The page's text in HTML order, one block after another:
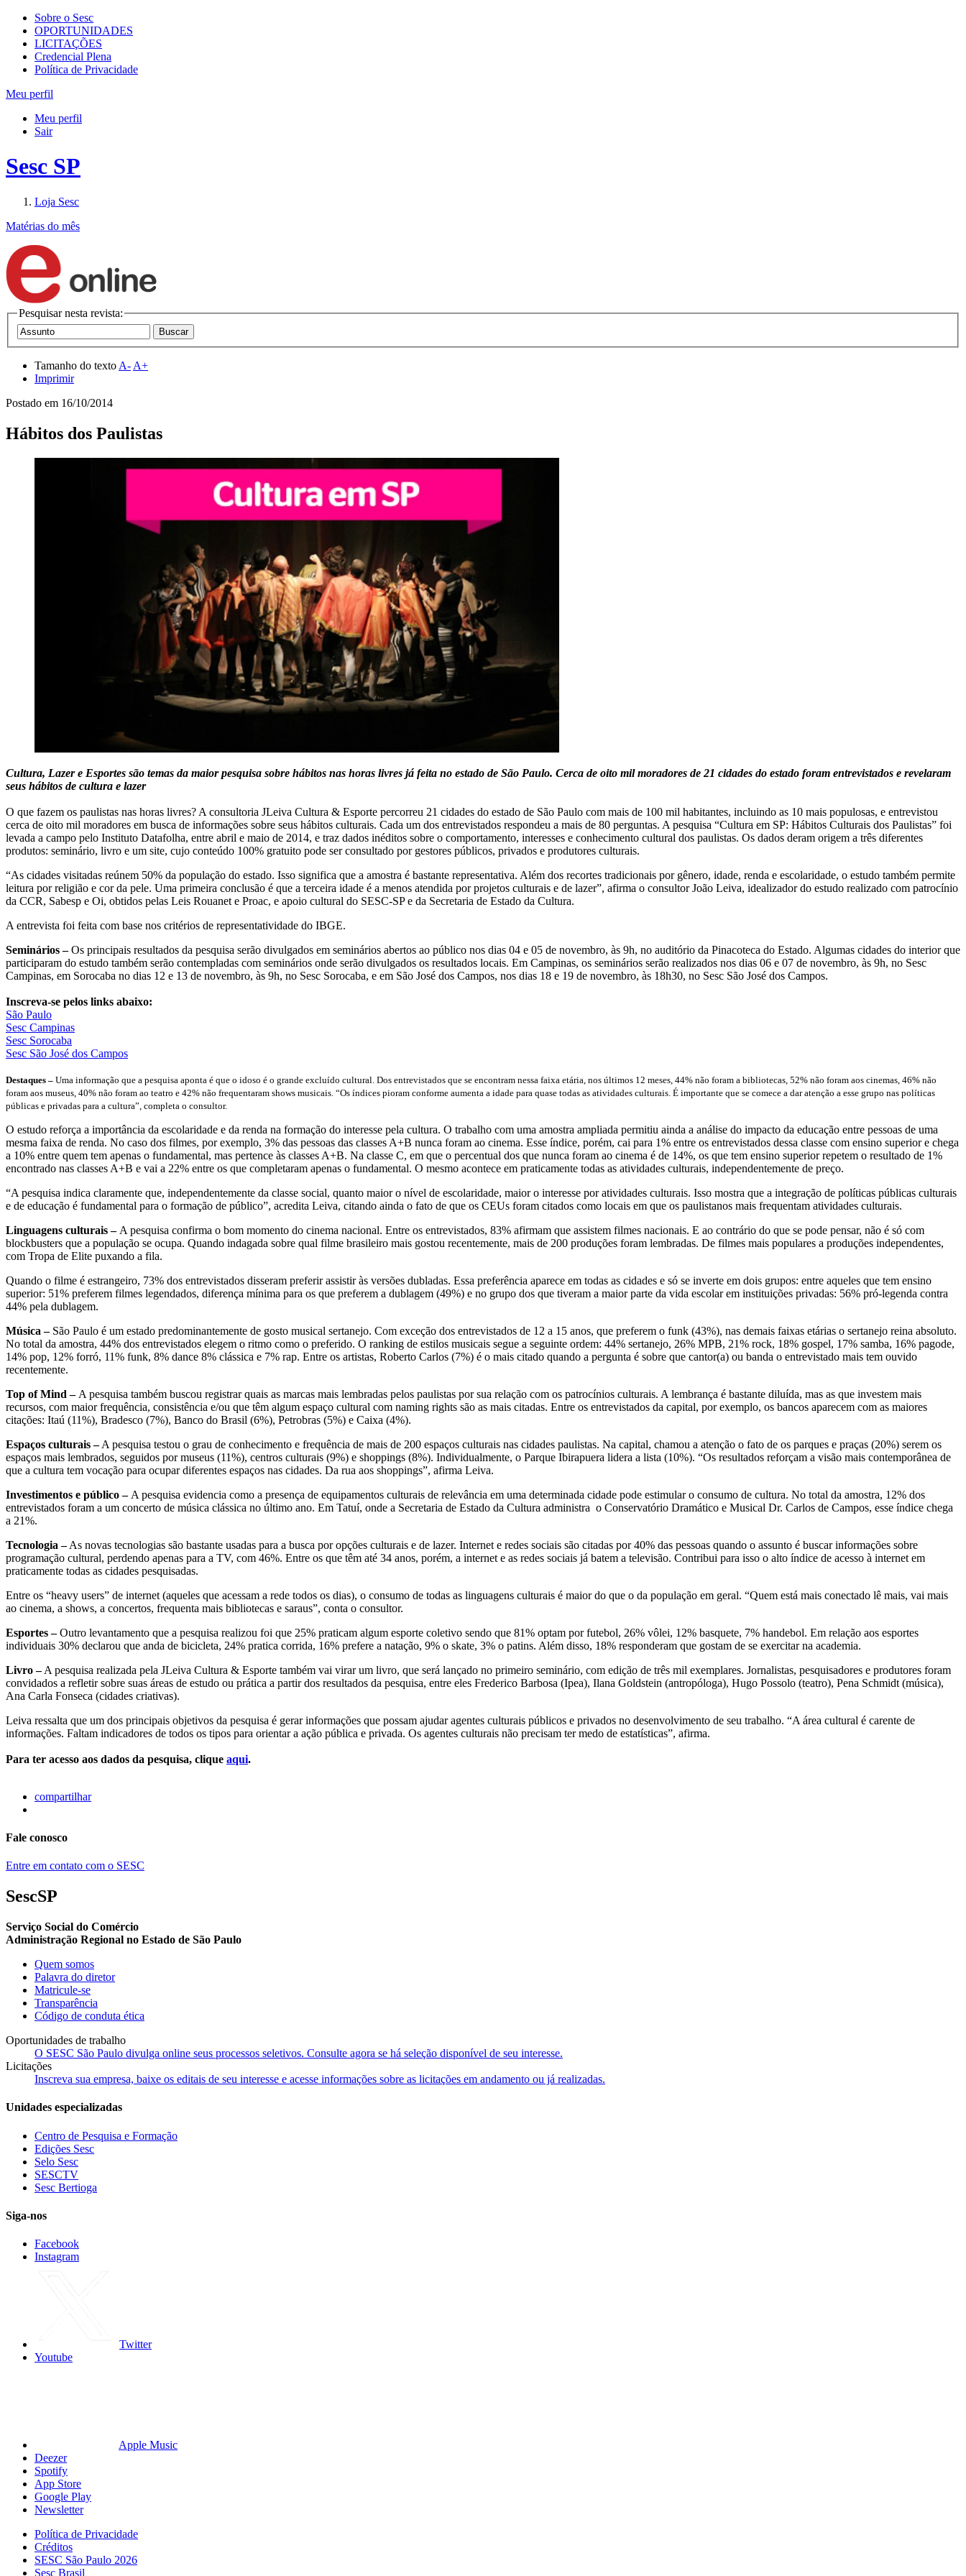
Sobre o Sesc
OPORTUNIDADES
LICITAÇÕES
Credencial Plena
Política de Privacidade
Meu perfil
Meu perfil
Sair
Sesc SP
Loja Sesc
Matérias do mês
Pesquisar nesta revista:
Tamanho do texto A- A+
Imprimir
Postado em 16/10/2014
Hábitos dos Paulistas
Cultura, Lazer e Esportes são temas da maior pesquisa sobre hábitos nas horas livres já feita no estado de São Paulo. Cerca de oito mil moradores de 21 cidades do estado foram entrevistados e revelaram
seus hábitos de cultura e lazer
O que fazem os paulistas nas horas livres? A consultoria JLeiva Cultura & Esporte percorreu 21 cidades do estado de São Paulo com mais de 100 mil habitantes, incluindo as 10 mais populosas, e entrevistou
cerca de oito mil moradores em busca de informações sobre seus hábitos culturais. Cada um dos entrevistados respondeu a mais de 80 perguntas. A pesquisa “Cultura em SP: Hábitos Culturais dos Paulistas” foi
levada a campo pelo Instituto Datafolha, entre abril e maio de 2014, e traz dados inéditos sobre o comportamento, interesses e conhecimento cultural dos paulistas. Os dados deram origem a três diferentes
produtos: seminário, livro e um site, cujo conteúdo 100% gratuito pode ser consultado por gestores públicos, privados e produtores culturais.
“As cidades visitadas reúnem 50% da população do estado. Isso significa que a amostra é bastante representativa. Além dos recortes tradicionais por gênero, idade, renda e escolaridade, o estudo também permite
leitura por religião e cor da pele. Uma primeira conclusão é que a terceira idade é a menos atendida por projetos culturais e de lazer”, afirma o consultor João Leiva, idealizador do estudo realizado com patrocínio
da CCR, Sabesp e Oi, obtidos pelas Leis Rouanet e Proac, e apoio cultural do SESC-SP e da Secretaria de Estado da Cultura.
A entrevista foi feita com base nos critérios de representatividade do IBGE.
Seminários –Os principais resultados da pesquisa serão divulgados em seminários abertos ao público nos dias 04 e 05 de novembro, às 9h, no auditório da Pinacoteca do Estado. Algumas cidades do interior que
participaram do estudo também serão contempladas com seminários onde serão divulgados os resultados locais. Em Campinas, os seminários serão realizados nos dias 06 e 07 de novembro, às 9h, no Sesc
Campinas, em Sorocaba no dias 12 e 13 de novembro, às 9h, no Sesc Sorocaba, e em São José dos Campos, nos dias 18 e 19 de novembro, às 18h30, no Sesc São José dos Campos.
Inscreva-se pelos links abaixo:
São Paulo
Sesc Campinas
Sesc Sorocaba
Sesc São José dos Campos
Destaques – Uma informação que a pesquisa aponta é que o idoso é o grande excluído cultural. Dos entrevistados que se encontram nessa faixa etária, nos últimos 12 meses, 44% não foram a bibliotecas, 52% não foram aos cinemas, 46% não
foram aos museus, 40% não foram ao teatro e 42% não frequentaram shows musicais. “Os índices pioram conforme aumenta a idade para quase todas as atividades culturais. É importante que se comece a dar atenção a esse grupo nas políticas
públicas e privadas para a cultura”, completa o consultor.
O estudo reforça a importância da escolaridade e da renda na formação do interesse pela cultura. O trabalho com uma amostra ampliada permitiu ainda a análise do impacto da educação entre pessoas de uma
mesma faixa de renda. No caso dos filmes, por exemplo, 3% das pessoas das classes A+B nunca foram ao cinema. Esse índice, porém, cai para 1% entre os entrevistados dessa classe com ensino superior e chega
a 10% entre quem tem apenas o fundamental, mas pertence às classes A+B. Na classe C, em que o percentual dos que nunca foram ao cinema é de 14%, os que tem ensino superior repetem o resultado de 1%
encontrado nas classes A+B e vai a 22% entre os que completaram apenas o fundamental. O mesmo acontece em praticamente todas as atividades culturais, independentemente de preço.
“A pesquisa indica claramente que, independentemente da classe social, quanto maior o nível de escolaridade, maior o interesse por atividades culturais. Isso mostra que a integração de políticas públicas culturais
e de educação é fundamental para o formação de público”, acredita Leiva, citando ainda o fato de que os CEUs foram citados como locais em que os paulistanos mais frequentam atividades culturais.
Linguagens culturais – A pesquisa confirma o bom momento do cinema nacional. Entre os entrevistados, 83% afirmam que assistem filmes nacionais. E ao contrário do que se pode pensar, não é só com
blockbusters que a população se ocupa. Quando indagada sobre qual filme brasileiro mais gostou recentemente, mais de 200 produções foram lembradas. De filmes mais populares a produções independentes,
com Tropa de Elite puxando a fila.
Quando o filme é estrangeiro, 73% dos entrevistados disseram preferir assistir às versões dubladas. Essa preferência aparece em todas as cidades e só se inverte em dois grupos: entre aqueles que tem ensino
superior: 51% preferem filmes legendados, diferença mínima para os que preferem a dublagem (49%) e no grupo dos que tiveram a maior parte da vida escolar em instituições privadas: 56% pró-legenda contra
44% pela dublagem.
Música –São Paulo é um estado predominantemente de gosto musical sertanejo. Com exceção dos entrevistados de 12 a 15 anos, que preferem o funk (43%), nas demais faixas etárias o sertanejo reina absoluto.
No total da amostra, 44% dos entrevistados elegem o ritmo como o preferido. O ranking de estilos musicais segue a seguinte ordem: 44% sertanejo, 26% MPB, 21% rock, 18% gospel, 17% samba, 16% pagode,
14% pop, 12% forró, 11% funk, 8% dance 8% clássica e 7% rap. Entre os artistas, Roberto Carlos (7%) é o mais citado quando a pergunta é sobre que cantor(a) ou banda o entrevistado mais tem ouvido
recentemente.
Top of Mind – A pesquisa também buscou registrar quais as marcas mais lembradas pelos paulistas por sua relação com os patrocínios culturais. A lembrança é bastante diluída, mas as que investem mais
recursos, com maior frequência, consistência e/ou que têm algum espaço cultural com naming rights são as mais citadas. Entre os entrevistados da capital, por exemplo, os bancos aparecem com as maiores
citações: Itaú (11%), Bradesco (7%), Banco do Brasil (6%), Petrobras (5%) e Caixa (4%).
Espaços culturais –A pesquisa testou o grau de conhecimento e frequência de mais de 200 espaços culturais nas cidades paulistas. Na capital, chamou a atenção o fato de os parques e praças (20%) serem os
espaços mais lembrados, seguidos por museus (11%), centros culturais (9%) e shoppings (8%). Individualmente, o Parque Ibirapuera lidera a lista (10%). “Os resultados reforçam a visão mais contemporânea de
que a cultura tem vocação para ocupar diferentes espaços nas cidades. Da rua aos shoppings”, afirma Leiva.
Investimentos e público – A pesquisa evidencia como a presença de equipamentos culturais de relevância em uma determinada cidade pode estimular o consumo de cultura. No total da amostra, 12% dos
entrevistados foram a um concerto de música clássica no último ano. Em Tatuí, onde a Secretaria de Estado da Cultura administra o Conservatório Dramático e Musical Dr. Carlos de Campos, esse índice chega
a 21%.
Tecnologia –As novas tecnologias são bastante usadas para a busca por opções culturais e de lazer. Internet e redes sociais são citadas por 40% das pessoas quando o assunto é buscar informações sobre
programação cultural, perdendo apenas para a TV, com 46%. Entre os que têm até 34 anos, porém, a internet e as redes sociais já batem a televisão. Contribui para isso o alto índice de acesso à internet em
praticamente todas as cidades pesquisadas.
Entre os “heavy users” de internet (aqueles que acessam a rede todos os dias), o consumo de todas as linguagens culturais é maior do que o da população em geral. “Quem está mais conectado lê mais, vai mais
ao cinema, a shows, a concertos, frequenta mais bibliotecas e saraus”, conta o consultor.
Esportes –Outro levantamento que a pesquisa realizou foi que 25% praticam algum esporte coletivo sendo que 81% optam por futebol, 26% vôlei, 12% basquete, 7% handebol. Em relação aos esportes
individuais 30% declarou que anda de bicicleta, 24% pratica corrida, 16% prefere a natação, 9% o skate, 3% o patins. Além disso, 18% responderam que gostam de se exercitar na academia.
Livro –A pesquisa realizada pela JLeiva Cultura & Esporte também vai virar um livro, que será lançado no primeiro seminário, com edição de três mil exemplares. Jornalistas, pesquisadores e produtores foram
convidados a refletir sobre suas áreas de estudo ou prática a partir dos resultados da pesquisa, entre eles Frederico Barbosa (Ipea), Ilana Goldstein (antropóloga), Hugo Possolo (teatro), Pena Schmidt (música),
Ana Carla Fonseca (cidades criativas).
Leiva ressalta que um dos principais objetivos da pesquisa é gerar informações que possam ajudar agentes culturais públicos e privados no desenvolvimento de seu trabalho. “A área cultural é carente de
informações. Faltam indicadores de todos os tipos para orientar a ação pública e privada. Os agentes culturais não precisam ter medo de estatísticas”, afirma.
Para ter acesso aos dados da pesquisa, clique aqui.
compartilhar
Fale conosco
Entre em contato com o SESC
SescSP
Serviço Social do Comércio
Administração Regional no Estado de São Paulo
Quem somos
Palavra do diretor
Matricule-se
Transparência
Código de conduta ética
Oportunidades de trabalho
O SESC São Paulo divulga online seus processos seletivos. Consulte agora se há seleção disponível de seu interesse.
Licitações
Inscreva sua empresa, baixe os editais de seu interesse e acesse informações sobre as licitações em andamento ou já realizadas.
Unidades especializadas
Centro de Pesquisa e Formação
Edições Sesc
Selo Sesc
SESCTV
Sesc Bertioga
Siga-nos
Facebook
Instagram
Twitter
Youtube
Apple Music
Deezer
Spotify
App Store
Google Play
Newsletter
Política de Privacidade
Créditos
SESC São Paulo 2026
Sesc Brasil